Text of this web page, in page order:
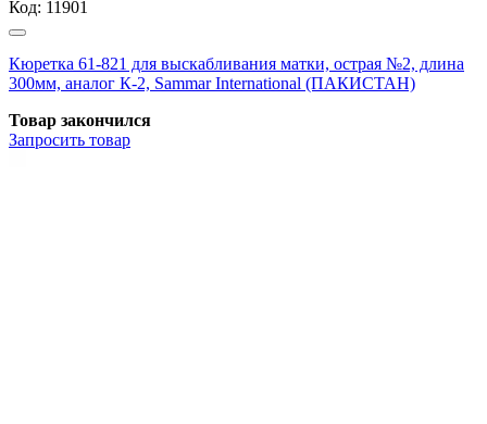
Код: 11901
Кюретка 61-821 для выскабливания матки, острая №2, длина
300мм, аналог К-2, Sammar International (ПАКИСТАН)
Товар закончился
Запросить товар